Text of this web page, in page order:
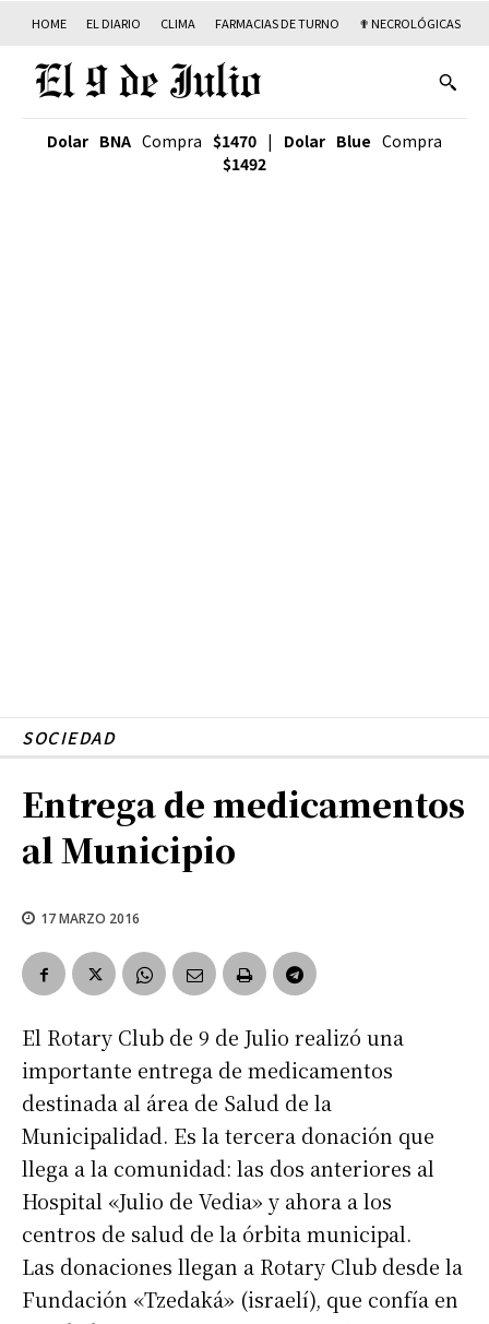
HOME EL DIARIO CLIMA FARMACIAS DE TURNO ✟ NECROLÓGICAS
Dolar BNA Compra $1470 | Dolar Blue Compra
$1492
SOCIEDAD
Entrega de medicamentos
al Municipio
17 MARZO 2016
El Rotary Club de 9 de Julio realizó una
importante entrega de medicamentos
destinada al área de Salud de la
Municipalidad. Es la tercera donación que
llega a la comunidad: las dos anteriores al
Hospital «Julio de Vedia» y ahora a los
centros de salud de la órbita municipal.
Las donaciones llegan a Rotary Club desde la
Fundación «Tzedaká» (israelí), que confía en